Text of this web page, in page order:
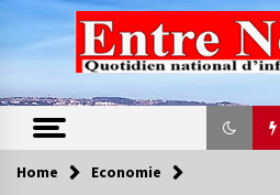
content
Contes de chez nous
Home Economie